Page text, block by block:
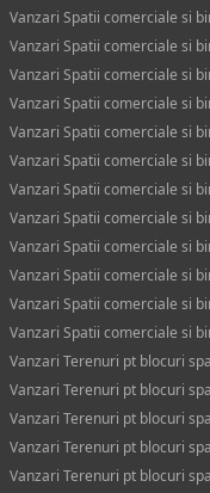
Vanzari Spatii comerciale si
Vanzari Spatii comerciale si
Vanzari Spatii comerciale si
Vanzari Spatii comerciale si
Vanzari Spatii comerciale si
Vanzari Spatii comerciale si
Vanzari Spatii comerciale si
Vanzari Spatii comerciale si
Vanzari Spatii comerciale si
Vanzari Spatii comerciale si
Vanzari Spatii comerciale si
Vanzari Spatii comerciale si
Vanzari Terenuri pt blocuri
Vanzari Terenuri pt blocuri
Vanzari Terenuri pt blocuri
Vanzari Terenuri pt blocuri
Vanzari Terenuri pt blocuri